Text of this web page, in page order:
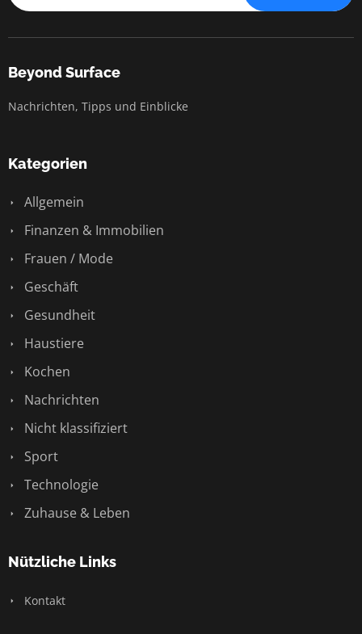
Beyond Surface
Nachrichten, Tipps und Einblicke
Kategorien
Allgemein
Finanzen & Immobilien
Frauen / Mode
Geschäft
Gesundheit
Haustiere
Kochen
Nachrichten
Nicht klassifiziert
Sport
Technologie
Zuhause & Leben
Nützliche Links
Kontakt